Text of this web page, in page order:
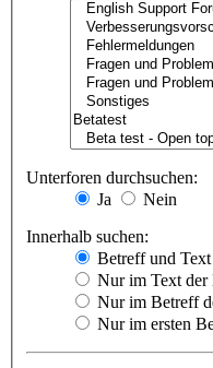
Unterforen durchsuchen:
Ja
Nein
Innerhalb suchen:
Betreff und
Nur im Text der
Nur im Betreff
Nur im ersten